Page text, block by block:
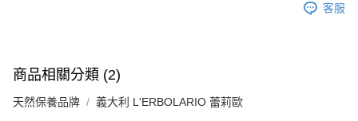
客服
商品相關分類 (2)
天然保養品牌 義大利 L'ERBOLARIO 蕾莉歐